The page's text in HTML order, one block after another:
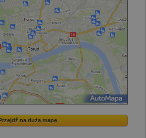
swoją stronę
Przejdź na dużą mapę
na dużą mapę